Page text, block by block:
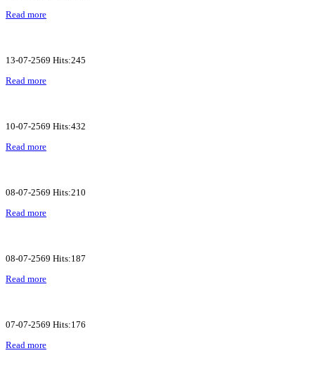
Read more
13-07-2569 Hits:245
Read more
10-07-2569 Hits:432
Read more
08-07-2569 Hits:210
Read more
08-07-2569 Hits:187
Read more
07-07-2569 Hits:176
Read more